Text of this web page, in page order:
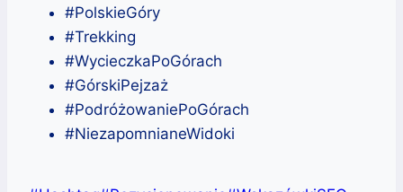
#PolskieGóry
#Trekking
#WycieczkaPoGórach
#GórskiPejzaż
#PodróżowaniePoGórach
#NiezapomnianeWidoki